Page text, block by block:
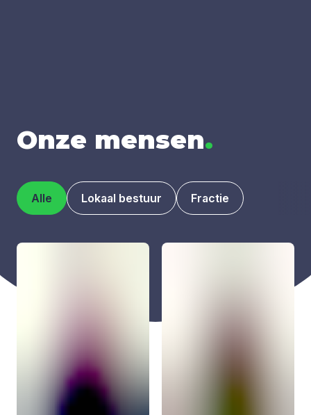
Onze men­sen.
Alle Lokaal bestuur Fractie